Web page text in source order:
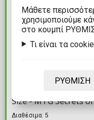
Gamegenic Premium
Size - MTG Secrets of
Strixhaven: Island
Διαθέσιμα: 5
Mάθετε
χρησιμοποιούμε
στο κουμπί
Τι είναι τα
ΡΥΘΜΙΣΗ